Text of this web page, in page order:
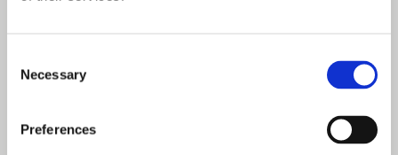
Selection
Necessary
Preferences